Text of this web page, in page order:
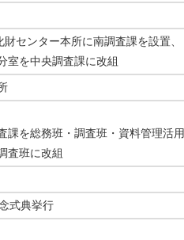
センター本所に南調査課を設置、
室を中央調査課に改組
課を総務班・調査班・資料管理活用
査班に改組
式典挙行